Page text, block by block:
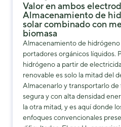
Valor en ambos
Almacenamiento de
solar combinado con
biomasa
Almacenamiento de hidrógeno
portadores orgánicos líquidos.
hidrógeno a partir de
renovable es solo la mitad del
Almacenarlo y transportarlo de
segura y con alta densidad
la otra mitad, y es aquí donde
enfoques convencionales